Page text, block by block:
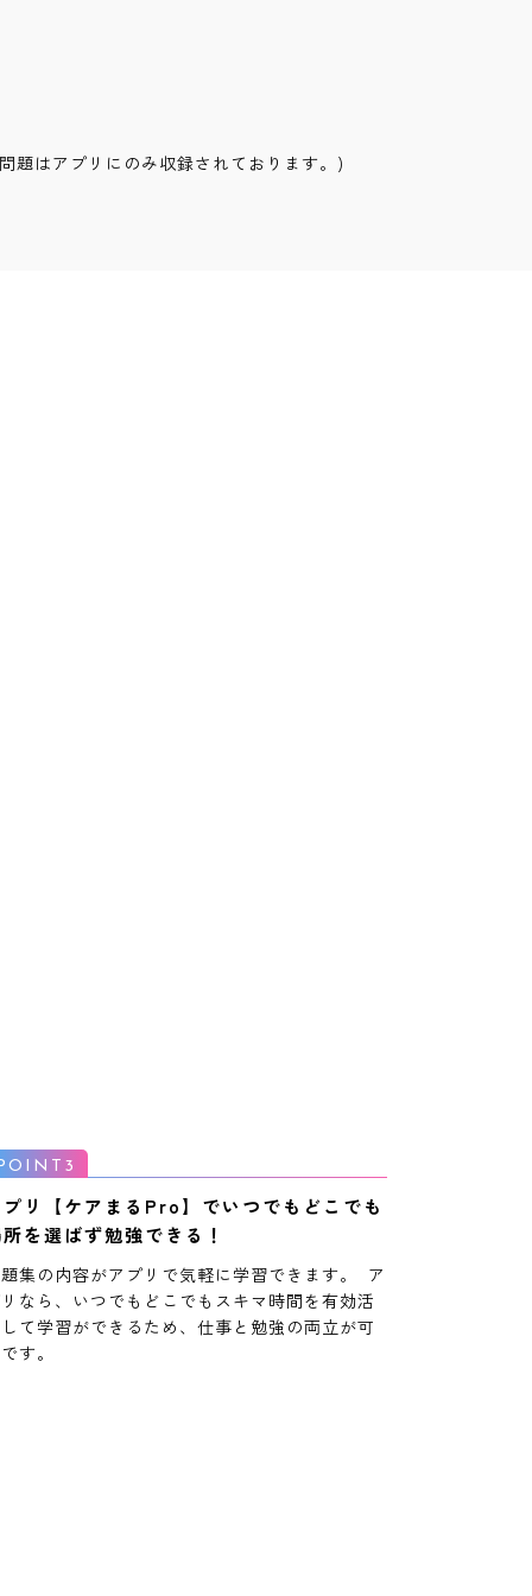
題はアプリにのみ収録されております。)
プリ【ケアまるPro】でいつでもどこでも
を選ばず勉強できる！
集の内容がアプリで気軽に学習できます。 ア
なら、いつでもどこでもスキマ時間を有効活
て学習ができるため、仕事と勉強の両立が可
す。